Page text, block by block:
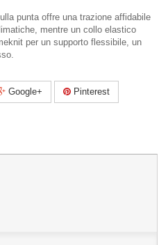
punta offre una trazione affidabile
mentre un collo elastico
per un supporto flessibile, un
Google+ Pinterest